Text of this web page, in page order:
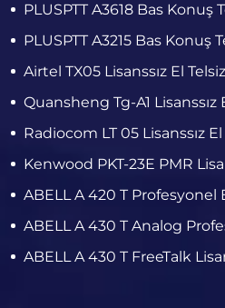
PLUSPTT A3618 Bas Konuş
PLUSPTT A3215 Bas Konuş
Airtel TX05 Lisanssız El
Quansheng Tg-A1 Lisanssız
Radiocom LT 05 Lisanssız El
Kenwood PKT-23E PMR
ABELL A 420 T Profesyonel
ABELL A 430 T Analog
ABELL A 430 T FreeTalk